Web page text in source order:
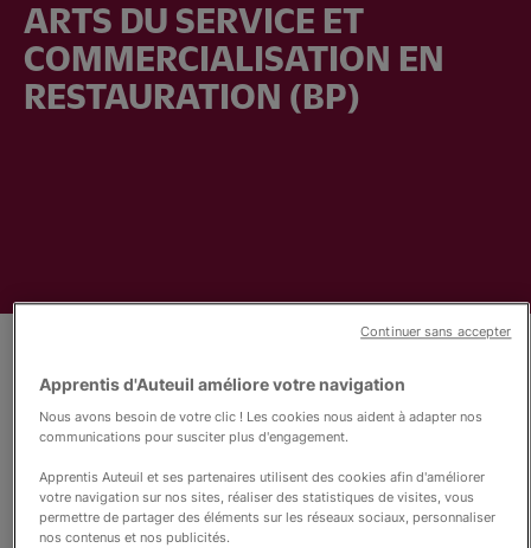
Nous connaître
Vous accompagner
ARTS DU SERVICE ET
COMMERCIALISATION EN
RESTAURATION (BP)
Informations complémentaires
Niveau
BP
Filière
Apprentis d'Auteuil améliore votre navigation
Nous avons besoin de votre clic ! Les cookies nous aident à adapter nos
communications pour susciter plus d'engagement.
Apprentis Auteuil et ses partenaires utilisent des cookies afin d'améliorer
votre navigation sur nos sites, réaliser des statistiques de visites, vous
permettre de partager des éléments sur les réseaux sociaux, personnaliser
nos contenus et nos publicités.
Continuer sans accepter